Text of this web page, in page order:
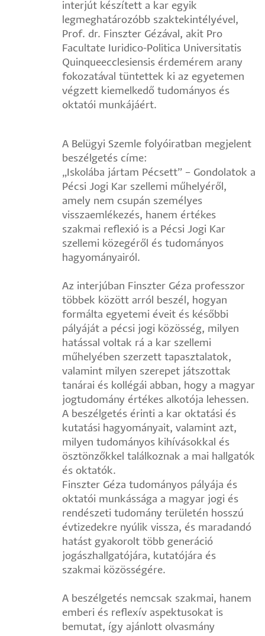
interjút készített a kar egyik
legmeghatározóbb szaktekintélyével,
Prof. dr. Finszter Gézával, akit Pro
Facultate Iuridico-Politica Universitatis
Quinqueecclesiensis érdemérem arany
fokozatával tüntettek ki az egyetemen
végzett kiemelkedő tudományos és
oktatói munkájáért.
A Belügyi Szemle folyóiratban megjelent
beszélgetés címe:
„Iskolába jártam Pécsett” – Gondolatok a
Pécsi Jogi Kar szellemi műhelyéről,
amely nem csupán személyes
visszaemlékezés, hanem értékes
szakmai reflexió is a Pécsi Jogi Kar
szellemi közegéről és tudományos
hagyományairól.
Az interjúban Finszter Géza professzor
többek között arról beszél, hogyan
formálta egyetemi éveit és későbbi
pályáját a pécsi jogi közösség, milyen
hatással voltak rá a kar szellemi
műhelyében szerzett tapasztalatok,
valamint milyen szerepet játszottak
tanárai és kollégái abban, hogy a magyar
jogtudomány értékes alkotója lehessen.
A beszélgetés érinti a kar oktatási és
kutatási hagyományait, valamint azt,
milyen tudományos kihívásokkal és
ösztönzőkkel találkoznak a mai hallgatók
és oktatók.
Finszter Géza tudományos pályája és
oktatói munkássága a magyar jogi és
rendészeti tudomány területén hosszú
évtizedekre nyúlik vissza, és maradandó
hatást gyakorolt több generáció
jogászhallgatójára, kutatójára és
szakmai közösségére.
A beszélgetés nemcsak szakmai, hanem
emberi és reflexív aspektusokat is
bemutat, így ajánlott olvasmány